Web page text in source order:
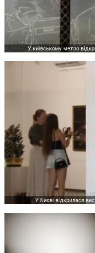
У київському метро
У Києві відкрилася